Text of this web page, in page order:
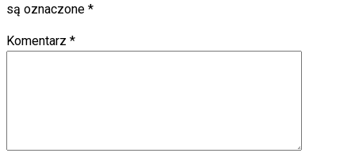
są oznaczone *
Komentarz *